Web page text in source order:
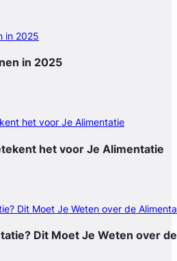
in 2025
het voor Je Alimentatie
Dit Moet Je Weten over